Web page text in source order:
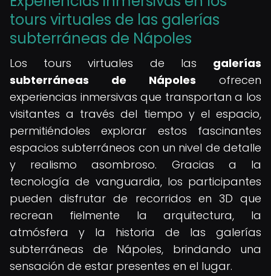
tours virtuales de las galerías
subterráneas de Nápoles
Los tours virtuales de las galerías
subterráneas de Nápoles ofrecen
experiencias inmersivas que transportan a los
visitantes a través del tiempo y el espacio,
permitiéndoles explorar estos fascinantes
espacios subterráneos con un nivel de detalle
y realismo asombroso. Gracias a la
tecnología de vanguardia, los participantes
pueden disfrutar de recorridos en 3D que
recrean fielmente la arquitectura, la
atmósfera y la historia de las galerías
subterráneas de Nápoles, brindando una
sensación de estar presentes en el lugar.